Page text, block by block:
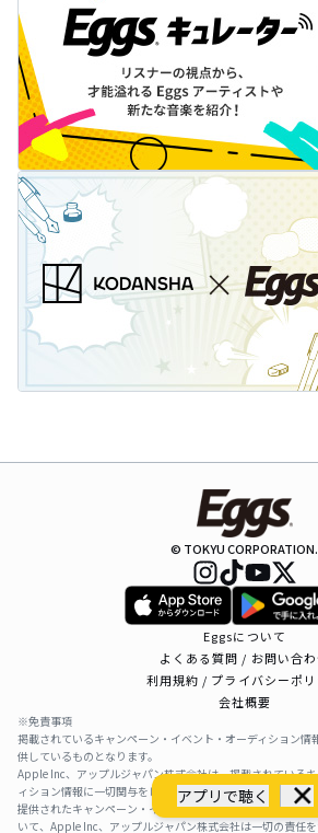
アプリで聴く
© TOKYU CORPORATION.
Eggsについて
よくある質問 / お問い合
利用規約 / プライバシーポリ
会社概要
※免責事項
掲載されているキャンペーン・イベント・オーディション情
供しているものとなります。
Apple Inc、アップルジャパン株式会社は、掲載されている
ィション情報に一切関与をしておりません。
提供されたキャンペーン・イベント・オーディション情報を
いて、Apple Inc、アップルジャパン株式会社は一切の責任を